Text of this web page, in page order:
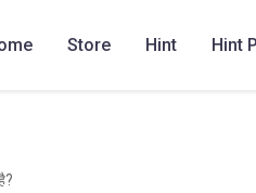
Store Hint Hint